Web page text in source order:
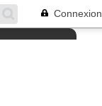
Connexion